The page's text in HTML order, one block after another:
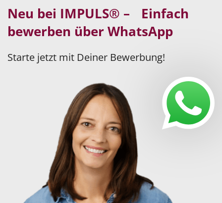
Neu bei IMPULS® – Einfach
bewerben über WhatsApp
Starte jetzt mit Deiner Bewerbung!